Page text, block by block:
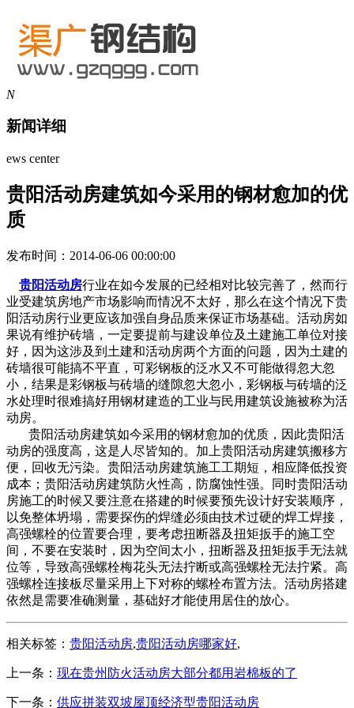
N
新闻详细
ews center
贵阳活动房建筑如今采用的钢材愈加的优
质
发布时间：2014-06-06 00:00:00
贵阳活动房行业在如今发展的已经相对比较完善了，然而行
业受建筑房地产市场影响而情况不太好，那么在这个情况下贵
阳活动房行业更应该加强自身品质来保证市场基础。活动房如
果说有维护砖墙，一定要提前与建设单位及土建施工单位对接
好，因为这涉及到土建和活动房两个方面的问题，因为土建的
砖墙很可能搞不平直，可彩钢板的泛水又不可能做得忽大忽
小，结果是彩钢板与砖墙的缝隙忽大忽小，彩钢板与砖墙的泛
水处理时很难搞好用钢材建造的工业与民用建筑设施被称为活
动房。
贵阳活动房建筑如今采用的钢材愈加的优质，因此贵阳活
动房的强度高，这是人尽皆知的。加上贵阳活动房建筑搬移方
便，回收无污染。贵阳活动房建筑施工工期短，相应降低投资
成本；贵阳活动房建筑防火性高，防腐蚀性强。同时贵阳活动
房施工的时候又要注意在搭建的时候要预先设计好安装顺序，
以免整体坍塌，需要探伤的焊缝必须由技术过硬的焊工焊接，
高强螺栓的位置要合理，要考虑扭断器及扭矩扳手的施工空
间，不要在安装时，因为空间太小，扭断器及扭矩扳手无法就
位等，导致高强螺栓梅花头无法拧断或高强螺栓无法拧紧。高
强螺栓连接板尽量采用上下对称的螺栓布置方法。活动房搭建
依然是需要准确测量，基础好才能使用居住的放心。
相关标签： 贵阳活动房,贵阳活动房哪家好,
上一条： 现在贵州防火活动房大部分都用岩棉板的了
下一条： 供应拼装双坡屋顶经济型贵阳活动房